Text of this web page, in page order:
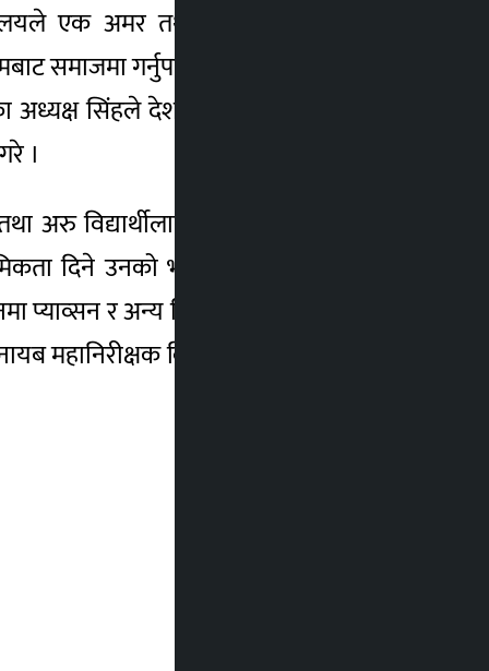
एक अमर तथा अशक्त प्रहरी परिवारका
समाजमा गर्नुपर्ने दायित्व पूरा गर्दै आइरहेको
सिंहले देश विकासका लागि राष्ट्रसेवक
।
विद्यार्थीलाई भर्नामा मिनाहा गर्ने निर्णय
दिने उनको भनाइ छ । सङ्घले यसअघि
र अन्य निकायसँग सहकार्य गर्दै जाने
महानिरीक्षक किरण बज्राचार्य, पूजा चौधरी,